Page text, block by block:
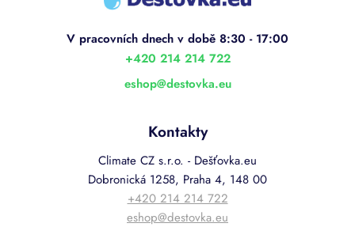
eshop@destovka.eu
+420 214 214 722
Kontakty
Climate CZ s.r.o. - Dešťovka.eu
Dobronická 1258, Praha 4, 148 00
+420 214 214 722
eshop@destovka.eu